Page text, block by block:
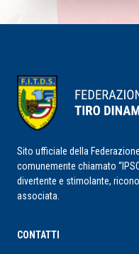
Sito ufficiale della
comunemente chiamato
divertente e stimolante,
associata.
CONTATTI